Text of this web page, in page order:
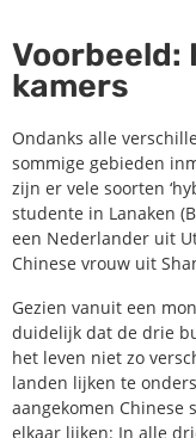
Voorbeeld:
kamers
Ondanks alle
sommige gebieden
zijn er vele soorten
studente in Lanaken
een Nederlander uit
Chinese vrouw uit
Gezien vanuit een
duidelijk dat de drie
het leven niet zo
landen lijken te
aangekomen Chinese
elkaar lijken: In alle